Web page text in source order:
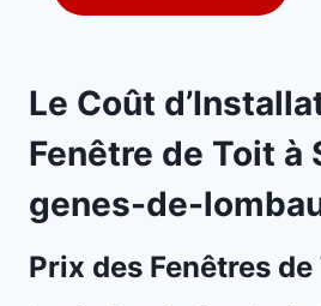
Le Coût
Fenêtre de Toit à
genes-de-
Prix des Fenêtres